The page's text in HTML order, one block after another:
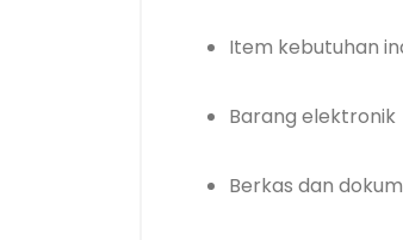
Item kebutuhan
Barang elektronik
Berkas dan